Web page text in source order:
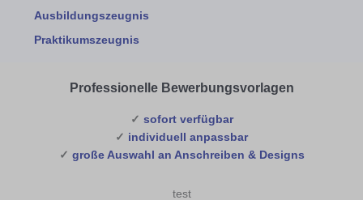
Ausbildungszeugnis
Praktikumszeugnis
Professionelle Bewerbungsvorlagen
✓ sofort verfügbar
✓ individuell anpassbar
✓ große Auswahl an Anschreiben & Designs
test